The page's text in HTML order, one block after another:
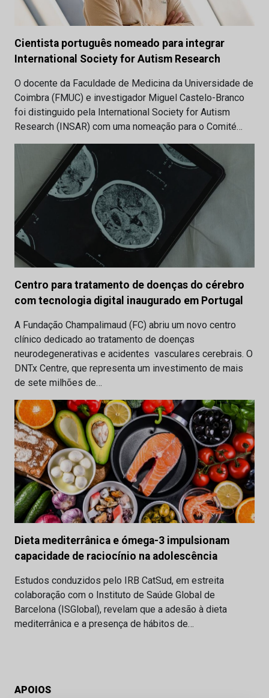
Cientista português nomeado para integrar
International Society for Autism Research
O docente da Faculdade de Medicina da Universidade de
Coimbra (FMUC) e investigador Miguel Castelo-Branco
foi distinguido pela International Society for Autism
Research (INSAR) com uma nomeação para o Comité…
Centro para tratamento de doenças do cérebro
com tecnologia digital inaugurado em Portugal
A Fundação Champalimaud (FC) abriu um novo centro
clínico dedicado ao tratamento de doenças
neurodegenerativas e acidentes vasculares cerebrais. O
DNTx Centre, que representa um investimento de mais
de sete milhões de…
Dieta mediterrânica e ómega-3 impulsionam
capacidade de raciocínio na adolescência
Estudos conduzidos pelo IRB CatSud, em estreita
colaboração com o Instituto de Saúde Global de
Barcelona (ISGlobal), revelam que a adesão à dieta
mediterrânica e a presença de hábitos de…
APOIOS